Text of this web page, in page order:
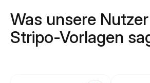
Was unsere
Stripo-Vorlagen